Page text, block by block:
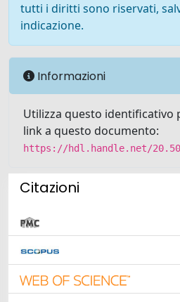
tutti i diritti sono riservati,
indicazione.
Informazioni
Utilizza questo identificativo
link a questo documento:
https://hdl.handle.net/
Citazioni